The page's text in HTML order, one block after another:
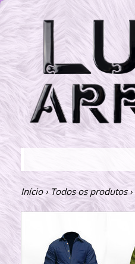
Início › Todos os produtos ›